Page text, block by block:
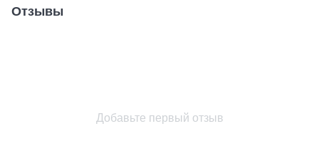
Отзывы
Добавьте первый отзыв